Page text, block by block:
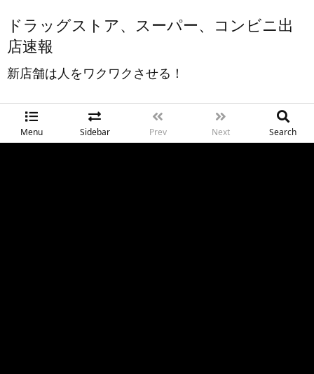
ドラッグストア、スーパー、コンビニ出
店速報
新店舗は人をワクワクさせる！
Menu Sidebar Prev Next Search